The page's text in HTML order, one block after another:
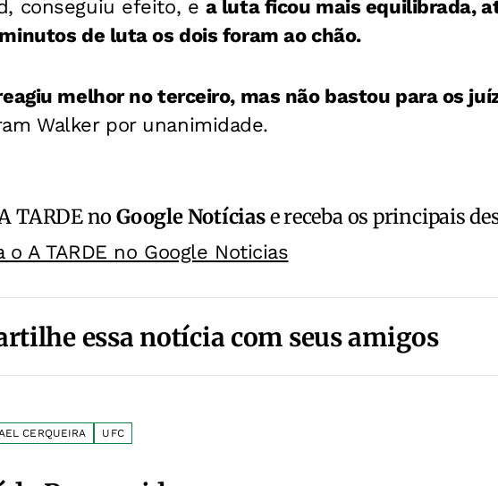
conseguiu efeito, e a luta ficou mais equilibrada,
de luta os dois foram ao chão.
melhor no terceiro, mas não bastou para os
Walker por unanimidade.
TARDE noGoogle Notíciase receba os principais
o A TARDE no Google Noticias
essa notícia com seus amigos
CERQUEIRA UFC